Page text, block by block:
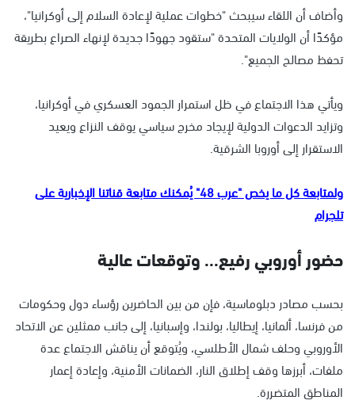
وأضاف أن اللقاء سيبحث "خطوات عملية لإعادة السلام إلى أوكرانيا"،
مؤكدًا أن الولايات المتحدة "ستقود جهودًا جديدة لإنهاء الصراع بطريقة
تحفظ مصالح الجميع".
ويأتي هذا الاجتماع في ظل استمرار الجمود العسكري في أوكرانيا،
وتزايد الدعوات الدولية لإيجاد مخرج سياسي يوقف النزاع ويعيد
الاستقرار إلى أوروبا الشرقية.
ولمتابعة كل ما يخص "عرب 48" يُمكنك متابعة قناتنا الإخبارية على
تلجرام
حضور أوروبي رفيع... وتوقعات عالية
بحسب مصادر دبلوماسية، فإن من بين الحاضرين رؤساء دول وحكومات
من فرنسا، ألمانيا، إيطاليا، بولندا، وإسبانيا، إلى جانب ممثلين عن الاتحاد
الأوروبي وحلف شمال الأطلسي، ويُتوقع أن يناقش الاجتماع عدة
ملفات، أبرزها وقف إطلاق النار، الضمانات الأمنية، وإعادة إعمار
المناطق المتضررة.